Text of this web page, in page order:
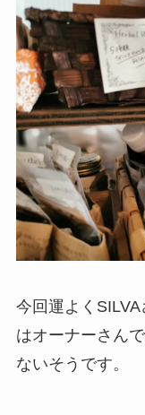
今回運よく
はオーナーさん
ないそうです。